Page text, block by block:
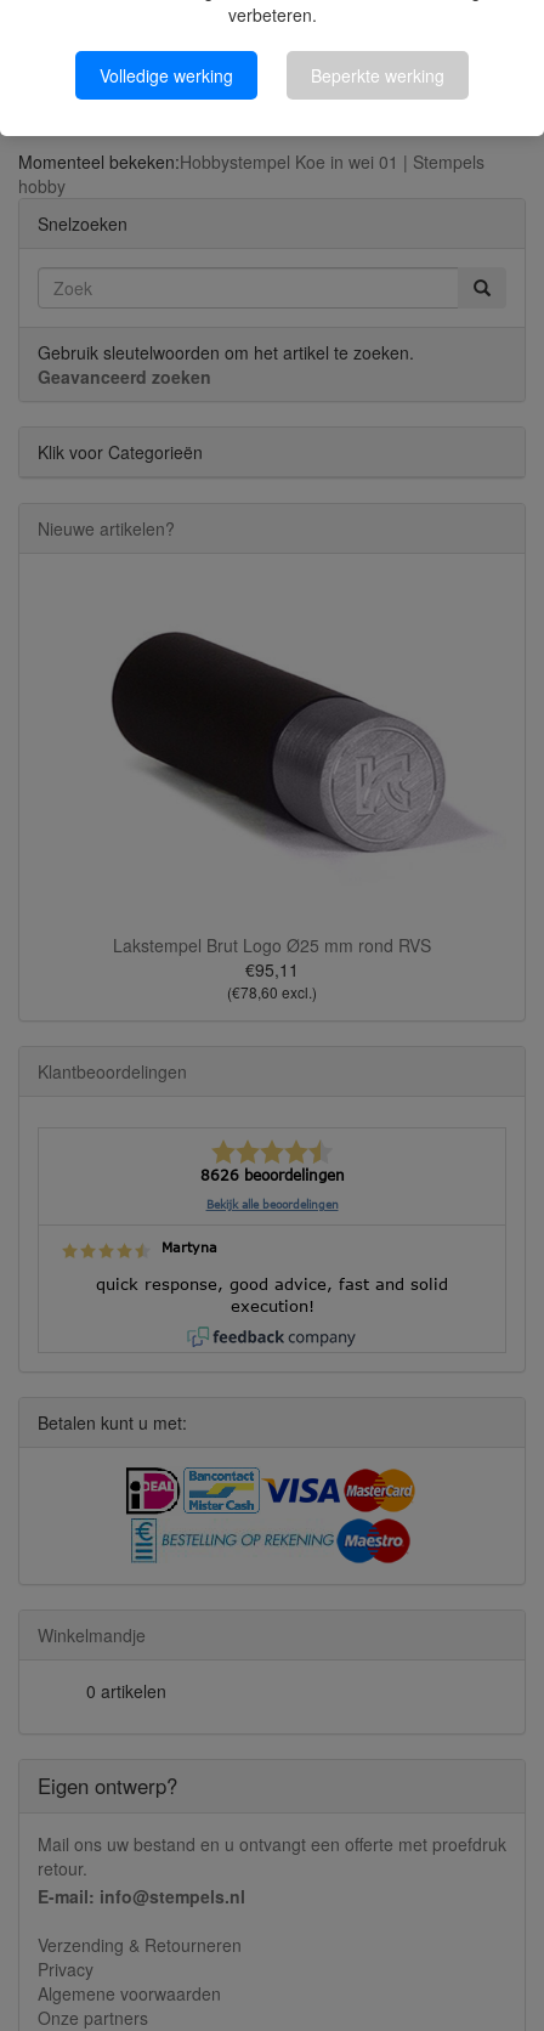
verbeteren.
Volledige werking Beperkte werking
Sinterklaasstempel 08
Momenteel bekeken:Hobbystempel Koe in wei 01 | Stempels
hobby
Snelzoeken
Gebruik sleutelwoorden om het artikel te zoeken.
Geavanceerd zoeken
Klik voor Categorieën
Nieuwe artikelen?
Lakstempel Brut Logo Ø25 mm rond RVS
€95,11
(€78,60 excl.)
Klantbeoordelingen
8626 beoordelingen
Bekijk alle beoordelingen
Martyna
quick response, good advice, fast and solid
execution!
Betalen kunt u met:
Winkelmandje
0 artikelen
Eigen ontwerp?
Mail ons uw bestand en u ontvangt een offerte met proefdruk
retour.
E-mail: info@stempels.nl
Verzending & Retourneren
Privacy
Algemene voorwaarden
Onze partners